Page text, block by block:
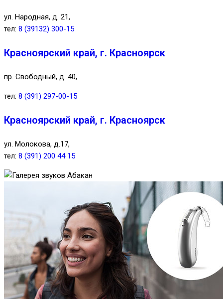
ул. Народная, д. 21,
тел: 8 (39132) 300-15
Красноярский край, г. Красноярск
пр. Свободный, д. 40,
тел: 8 (391) 297-00-15
Красноярский край, г. Красноярск
ул. Молокова, д.17,
тел: 8 (391) 200 44 15